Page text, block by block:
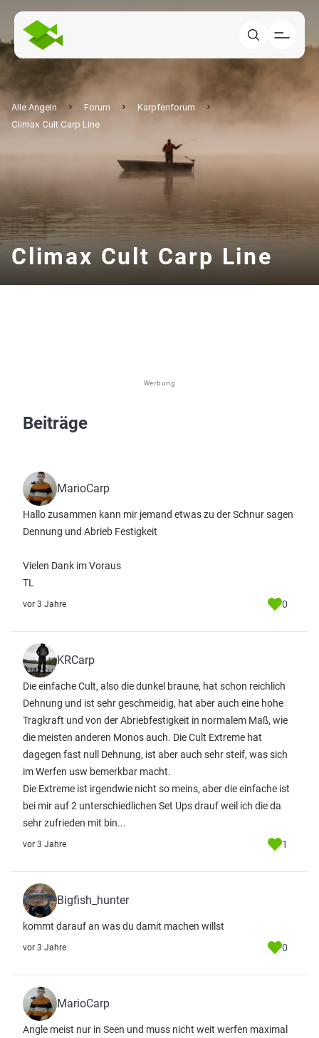
Alle Angeln Forum
Karpfenforum
Climax Cult Carp Line
Climax Cult Carp Line
Werbung
Beiträge
MarioCarp
Hallo zusammen kann mir jemand etwas zu der Schnur sagen
Dennung und Abrieb Festigkeit
Vielen Dank im Voraus
TL
vor 3 Jahre 0
KRCarp
Die einfache Cult, also die dunkel braune, hat schon reichlich
Dehnung und ist sehr geschmeidig, hat aber auch eine hohe
Tragkraft und von der Abriebfestigkeit in normalem Maß, wie
die meisten anderen Monos auch. Die Cult Extreme hat
dagegen fast null Dehnung, ist aber auch sehr steif, was sich
im Werfen usw bemerkbar macht.
Die Extreme ist irgendwie nicht so meins, aber die einfache ist
bei mir auf 2 unterschiedlichen Set Ups drauf weil ich die da
sehr zufrieden mit bin...
vor 3 Jahre 1
Bigfish_hunter
kommt darauf an was du damit machen willst
vor 3 Jahre 0
MarioCarp
Angle meist nur in Seen und muss nicht weit werfen maximal